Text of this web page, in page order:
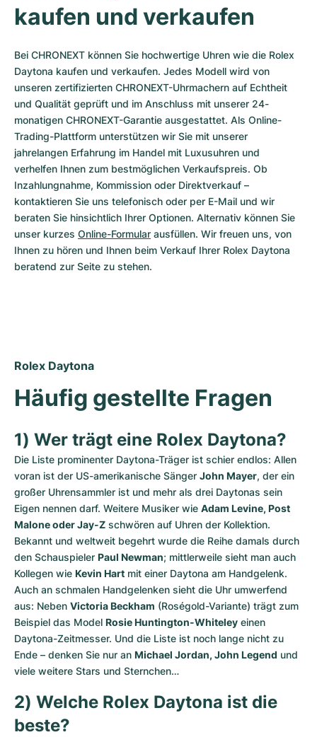
kaufen und verkaufen
Bei CHRONEXT können Sie hochwertige Uhren wie die Rolex
Daytona kaufen und verkaufen. Jedes Modell wird von
unseren zertifizierten CHRONEXT-Uhrmachern auf Echtheit
und Qualität geprüft und im Anschluss mit unserer 24-
monatigen CHRONEXT-Garantie ausgestattet. Als Online-
Trading-Plattform unterstützen wir Sie mit unserer
jahrelangen Erfahrung im Handel mit Luxusuhren und
verhelfen Ihnen zum bestmöglichen Verkaufspreis. Ob
Inzahlungnahme, Kommission oder Direktverkauf –
kontaktieren Sie uns telefonisch oder per E-Mail und wir
beraten Sie hinsichtlich Ihrer Optionen. Alternativ können Sie
unser kurzes Online-Formular ausfüllen. Wir freuen uns, von
Ihnen zu hören und Ihnen beim Verkauf Ihrer Rolex Daytona
beratend zur Seite zu stehen.
Rolex Daytona
Häufig gestellte Fragen
1) Wer trägt eine Rolex Daytona?
Die Liste prominenter Daytona-Träger ist schier endlos: Allen
voran ist der US-amerikanische Sänger John Mayer, der ein
großer Uhrensammler ist und mehr als drei Daytonas sein
Eigen nennen darf. Weitere Musiker wie Adam Levine, Post
Malone oder Jay-Z schwören auf Uhren der Kollektion.
Bekannt und weltweit begehrt wurde die Reihe damals durch
den Schauspieler Paul Newman; mittlerweile sieht man auch
Kollegen wie Kevin Hart mit einer Daytona am Handgelenk.
Auch an schmalen Handgelenken sieht die Uhr umwerfend
aus: Neben Victoria Beckham (Roségold-Variante) trägt zum
Beispiel das Model Rosie Huntington-Whiteley einen
Daytona-Zeitmesser. Und die Liste ist noch lange nicht zu
Ende – denken Sie nur an Michael Jordan, John Legend und
viele weitere Stars und Sternchen…
2) Welche Rolex Daytona ist die
beste?